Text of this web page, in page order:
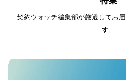
契約ウォッチ編集部が厳選してお
す。